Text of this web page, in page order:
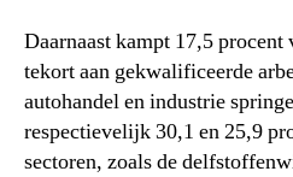
Daarnaast kampt 17,5 procent
tekort aan gekwalificeerde
autohandel en industrie
respectievelijk 30,1 en 25,9
sectoren, zoals de